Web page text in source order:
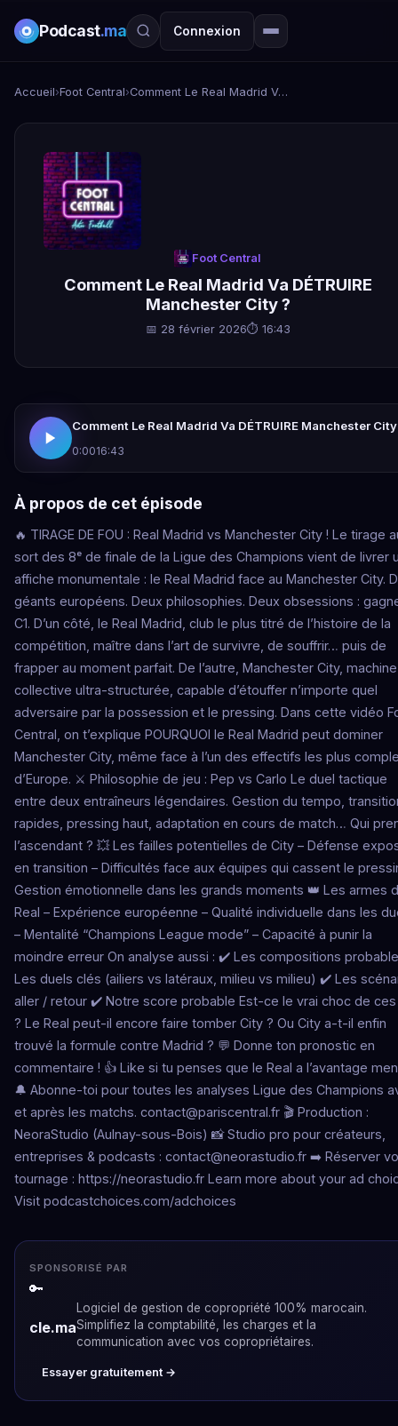
Podcast.ma Connexion
Accueil›Foot Central› Comment Le Real Madrid Va DÉTRUIRE Manchester City ?
Foot Central
Comment Le Real Madrid Va DÉTRUIRE
Manchester City ?
📅 28 février 2026⏱ 16:43
Comment Le Real Madrid Va DÉTRUIRE Manchester City
0:0016:43
À propos de cet épisode
🔥 TIRAGE DE FOU : Real Madrid vs Manchester City ! Le tirage
sort des 8ᵉ de finale de la Ligue des Champions vient de livrer
affiche monumentale : le Real Madrid face au Manchester City.
géants européens. Deux philosophies. Deux obsessions :
C1. D’un côté, le Real Madrid, club le plus titré de l’histoire de la
compétition, maître dans l’art de survivre, de souffrir… puis de
frapper au moment parfait. De l’autre, Manchester City, machine
collective ultra-structurée, capable d’étouffer n’importe quel
adversaire par la possession et le pressing. Dans cette vidéo
Central, on t’explique POURQUOI le Real Madrid peut dominer
Manchester City, même face à l’un des effectifs les plus
d’Europe. ⚔️ Philosophie de jeu : Pep vs Carlo Le duel tactique
entre deux entraîneurs légendaires. Gestion du tempo,
rapides, pressing haut, adaptation en cours de match… Qui
l’ascendant ? 💥 Les failles potentielles de City – Défense
en transition – Difficultés face aux équipes qui cassent le
Gestion émotionnelle dans les grands moments 👑 Les armes
Real – Expérience européenne – Qualité individuelle dans les
– Mentalité “Champions League mode” – Capacité à punir la
moindre erreur On analyse aussi : ✔️ Les compositions
Les duels clés (ailiers vs latéraux, milieu vs milieu) ✔️ Les
aller / retour ✔️ Notre score probable Est-ce le vrai choc de ces
? Le Real peut-il encore faire tomber City ? Ou City a-t-il enfin
trouvé la formule contre Madrid ? 💬 Donne ton pronostic en
commentaire ! 👍 Like si tu penses que le Real a l’avantage
🔔 Abonne-toi pour toutes les analyses Ligue des Champions
et après les matchs. contact@pariscentral.fr 🎬 Production :
NeoraStudio (Aulnay-sous-Bois) 📸 Studio pro pour créateurs,
entreprises & podcasts : contact@neorastudio.fr ➡️ Réserver
tournage : https://neorastudio.fr Learn more about your ad
Visit podcastchoices.com/adchoices
SPONSORISÉ PAR
🔑
cle.ma
Logiciel de gestion de copropriété 100% marocain.
Simplifiez la comptabilité, les charges et la
communication avec vos copropriétaires.
Essayer gratuitement →